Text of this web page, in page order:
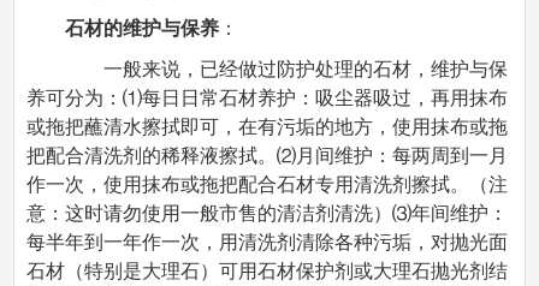
石材的维护与保养 ：
一般来说，已经做过防护处理的石材，维护与保
养可分为：⑴每日日常石材养护：吸尘器吸过，再用抹布
或拖把蘸清水擦拭即可，在有污垢的地方，使用抹布或拖
把配合清洗剂的稀释液擦拭。⑵月间维护：每两周到一月
作一次，使用抹布或拖把配合石材专用清洗剂擦拭。（注
意：这时请勿使用一般市售的清洁剂清洗）⑶年间维护：
每半年到一年作一次，用清洗剂清除各种污垢，对抛光面
石材（特别是大理石）可用石材保护剂或大理石抛光剂结